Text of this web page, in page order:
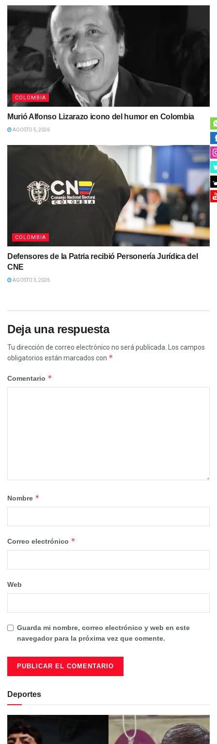
COLOMBIA
Murió Alfonso Lizarazo icono del humor en Colombia
AGOSTO 5, 2026
COLOMBIA
Defensores de la Patria recibió Personería Jurídica del
CNE
AGOSTO 3, 2026
Deja una respuesta
Tu dirección de correo electrónico no será publicada.
Los campos
obligatorios están marcados con *
Comentario *
Nombre *
Correo electrónico *
Web
Guarda mi nombre, correo electrónico y web en este
navegador para la próxima vez que comente.
Deportes